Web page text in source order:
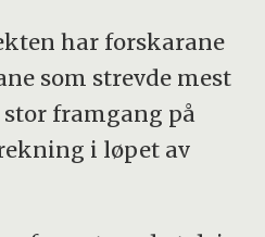
har forskarane
som strevde mest
framgang på
i løpet av